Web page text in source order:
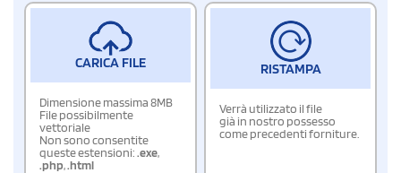
CARICA FILE
Dimensione massima 8MB
File possibilmente
vettoriale
Non sono consentite
queste estensioni:.exe,
.php,.html
RISTAMPA
Verrà utilizzato il file
già in nostro possesso
come precedenti forniture.